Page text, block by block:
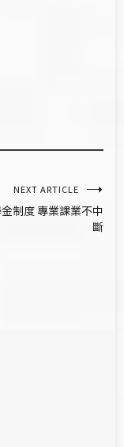
NEXT ARTICLE
制度 專業課業不中
斷